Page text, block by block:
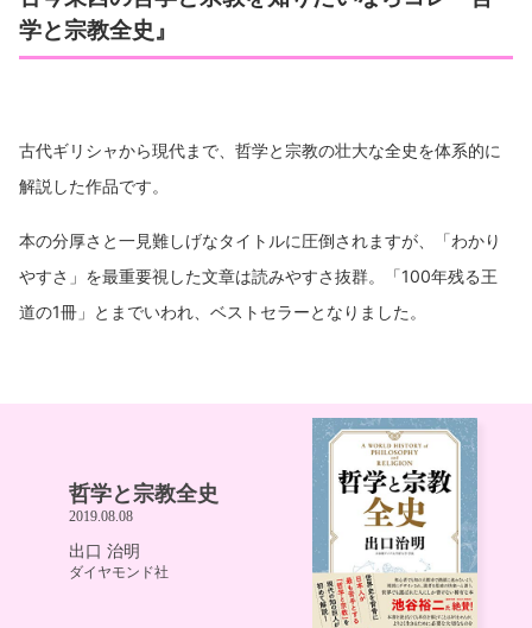
学と宗教全史』
古代ギリシャから現代まで、哲学と宗教の壮大な全史を体系的に
解説した作品です。
本の分厚さと一見難しげなタイトルに圧倒されますが、「わかり
やすさ」を最重要視した文章は読みやすさ抜群。「100年残る王
道の1冊」とまでいわれ、ベストセラーとなりました。